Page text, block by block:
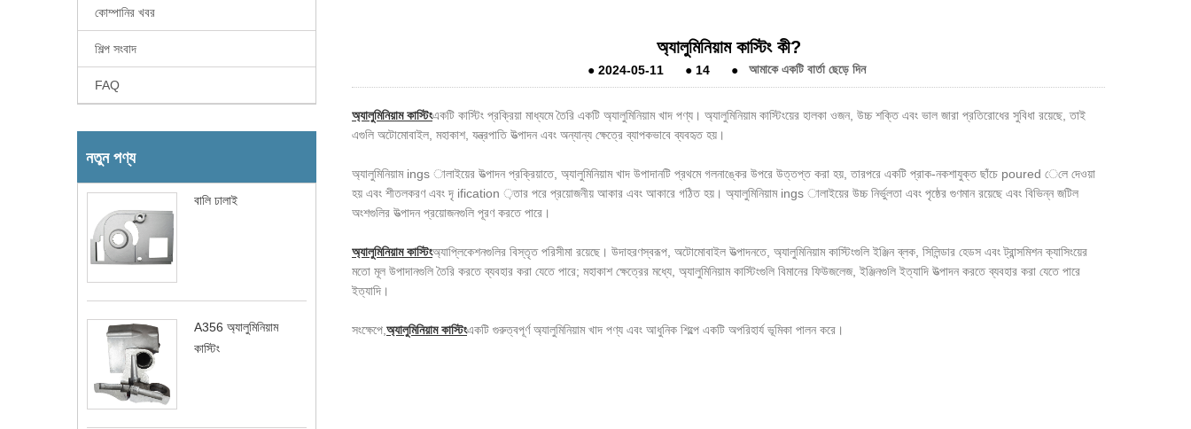
কোম্পানির খবর
শিল্প সংবাদ
FAQ
নতুন পণ্য
বালি ঢালাই
A356 অ্যালুমিনিয়াম
কাস্টিং
অ্যালুমিনিয়াম কাস্টিং কী?
● 2024-05-11 ● 14 ● আমাকে একটি বার্তা ছেড়ে দিন
অ্যালুমিনিয়াম কাস্টিংএকটি কাস্টিং প্রক্রিয়া মাধ্যমে তৈরি একটি অ্যালুমিনিয়াম খাদ পণ্য। অ্যালুমিনিয়াম কাস্টিংয়ের হালকা ওজন, উচ্চ শক্তি এবং ভাল জারা প্রতিরোধের সুবিধা রয়েছে, তাই
এগুলি অটোমোবাইল, মহাকাশ, যন্ত্রপাতি উত্পাদন এবং অন্যান্য ক্ষেত্রে ব্যাপকভাবে ব্যবহৃত হয়।
অ্যালুমিনিয়াম ings ালাইয়ের উত্পাদন প্রক্রিয়াতে, অ্যালুমিনিয়াম খাদ উপাদানটি প্রথমে গলনাঙ্কের উপরে উত্তপ্ত করা হয়, তারপরে একটি প্রাক-নকশাযুক্ত ছাঁচে poured েলে দেওয়া
হয় এবং শীতলকরণ এবং দৃ ification ়তার পরে প্রয়োজনীয় আকার এবং আকারে গঠিত হয়। অ্যালুমিনিয়াম ings ালাইয়ের উচ্চ নির্ভুলতা এবং পৃষ্ঠের গুণমান রয়েছে এবং বিভিন্ন জটিল
অংশগুলির উত্পাদন প্রয়োজনগুলি পূরণ করতে পারে।
অ্যালুমিনিয়াম কাস্টিংঅ্যাপ্লিকেশনগুলির বিস্তৃত পরিসীমা রয়েছে। উদাহরণস্বরূপ, অটোমোবাইল উত্পাদনতে, অ্যালুমিনিয়াম কাস্টিংগুলি ইঞ্জিন ব্লক, সিলিন্ডার হেডস এবং ট্রান্সমিশন ক্যাসিংয়ের
মতো মূল উপাদানগুলি তৈরি করতে ব্যবহার করা যেতে পারে; মহাকাশ ক্ষেত্রের মধ্যে, অ্যালুমিনিয়াম কাস্টিংগুলি বিমানের ফিউজলেজ, ইঞ্জিনগুলি ইত্যাদি উত্পাদন করতে ব্যবহার করা যেতে পারে
ইত্যাদি।
সংক্ষেপে, অ্যালুমিনিয়াম কাস্টিংএকটি গুরুত্বপূর্ণ অ্যালুমিনিয়াম খাদ পণ্য এবং আধুনিক শিল্পে একটি অপরিহার্য ভূমিকা পালন করে।